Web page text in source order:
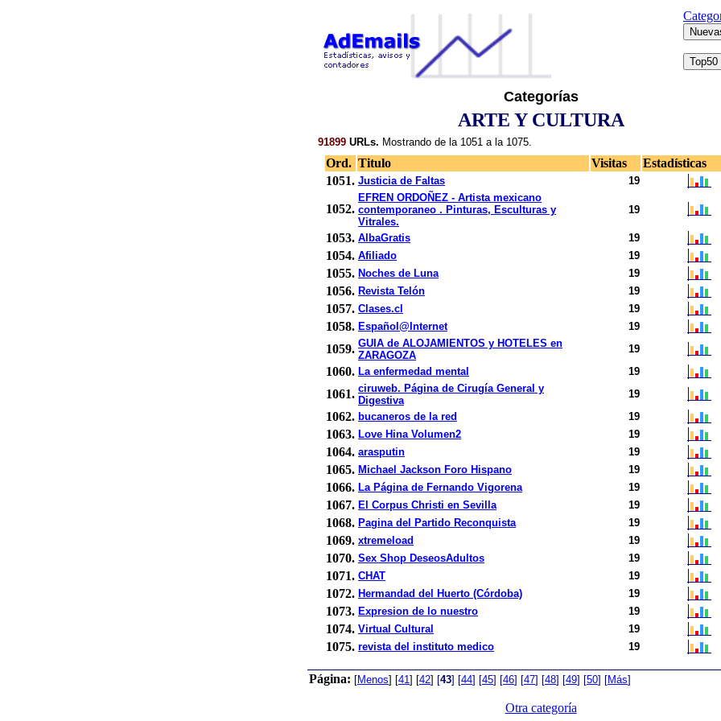
Categorías
ARTE Y CULTURA
91899 URLs. Mostrando de la 1051 a la 1075.
Ord. Titulo Visitas
Estadísticas
1051. Justicia de Faltas 19
1052.
EFREN ORDOÑEZ - Artista mexicano
contemporaneo . Pinturas, Esculturas y
Vitrales.
19
1053. AlbaGratis 19
1054. Afiliado 19
1055. Noches de Luna 19
1056. Revista Telón 19
1057. Clases.cl 19
1058. Español@Internet 19
1059. GUIA de ALOJAMIENTOS y HOTELES en
ZARAGOZA
19
1060. La enfermedad mental 19
1061. ciruweb. Página de Cirugía General y
Digestiva
19
1062. bucaneros de la red 19
1063. Love Hina Volumen2 19
1064. arasputin 19
1065. Michael Jackson Foro Hispano 19
1066. La Página de Fernando Vigorena 19
1067. El Corpus Christi en Sevilla 19
1068. Pagina del Partido Reconquista 19
1069. xtremeload 19
1070. Sex Shop DeseosAdultos 19
1071. CHAT 19
1072. Hermandad del Huerto (Córdoba) 19
1073. Expresion de lo nuestro 19
1074. Virtual Cultural 19
1075. revista del instituto medico 19
Página: [Menos] [41] [42] [43] [44] [45] [46] [47] [48] [49] [50] [Más]
Otra categoría